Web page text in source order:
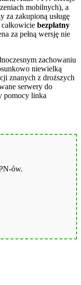
mobilnych), a
za zakupioną usługę
bezpłatny
za pełną wersję nie
zachowaniu
niewielką
znanych z droższych
serwery do
pomocy linka
ów.